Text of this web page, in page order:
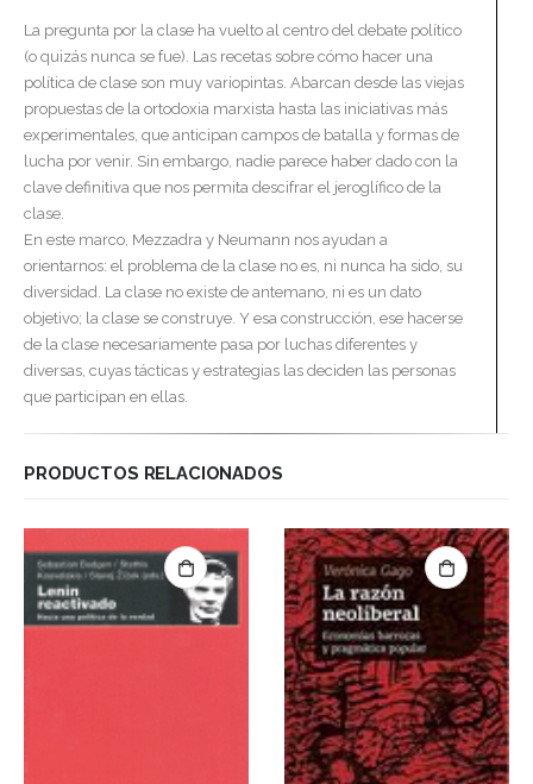
La pregunta por la clase ha vuelto al centro del debate político
(o quizás nunca se fue). Las recetas sobre cómo hacer una
política de clase son muy variopintas. Abarcan desde las viejas
propuestas de la ortodoxia marxista hasta las iniciativas más
experimentales, que anticipan campos de batalla y formas de
lucha por venir. Sin embargo, nadie parece haber dado con la
clave definitiva que nos permita descifrar el jeroglífico de la
clase.
En este marco, Mezzadra y Neumann nos ayudan a
orientarnos: el problema de la clase no es, ni nunca ha sido, su
diversidad. La clase no existe de antemano, ni es un dato
objetivo; la clase se construye. Y esa construcción, ese hacerse
de la clase necesariamente pasa por luchas diferentes y
diversas, cuyas tácticas y estrategias las deciden las personas
que participan en ellas.
PRODUCTOS RELACIONADOS